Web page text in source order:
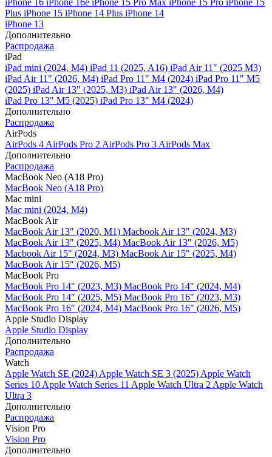
iPhone 16 iPhone 16e iPhone 15 Pro Max iPhone 15 Pro iPhone 15
Plus iPhone 15 iPhone 14 Plus iPhone 14
iPhone 13
Дополнительно
Распродажа
iPad
iPad mini (2024, M4) iPad 11 (2025, A16) iPad Air 11" (2025 M3)
iPad Air 11" (2026, M4) iPad Pro 11" M4 (2024) iPad Pro 11" M5
(2025) iPad Air 13" (2025, M3) iPad Air 13" (2026, M4)
iPad Pro 13" M5 (2025) iPad Pro 13" M4 (2024)
Дополнительно
Распродажа
AirPods
AirPods 4 AirPods Pro 2 AirPods Pro 3 AirPods Max
Дополнительно
Распродажа
MacBook Neo (A18 Pro)
MacBook Neo (A18 Pro)
Mac mini
Mac mini (2024, M4)
MacBook Air
MacBook Air 13" (2020, M1) Macbook Air 13" (2024, M3)
MacBook Air 13" (2025, M4) MacBook Air 13″ (2026, M5)
Macbook Air 15" (2024, M3) MacBook Air 15" (2025, M4)
MacBook Air 15″ (2026, M5)
MacBook Pro
MacBook Pro 14" (2023, M3) MacBook Pro 14″ (2024, M4)
MacBook Pro 14″ (2025, M5) MacBook Pro 16" (2023, M3)
MacBook Pro 16″ (2024, M4) MacBook Pro 16" (2026, M5)
Apple Studio Display
Apple Studio Display
Дополнительно
Распродажа
Watch
Apple Watch SE (2024) Apple Watch SE 3 (2025) Apple Watch
Series 10 Apple Watch Series 11 Apple Watch Ultra 2 Apple Watch
Ultra 3
Дополнительно
Распродажа
Vision Pro
Vision Pro
Дополнительно